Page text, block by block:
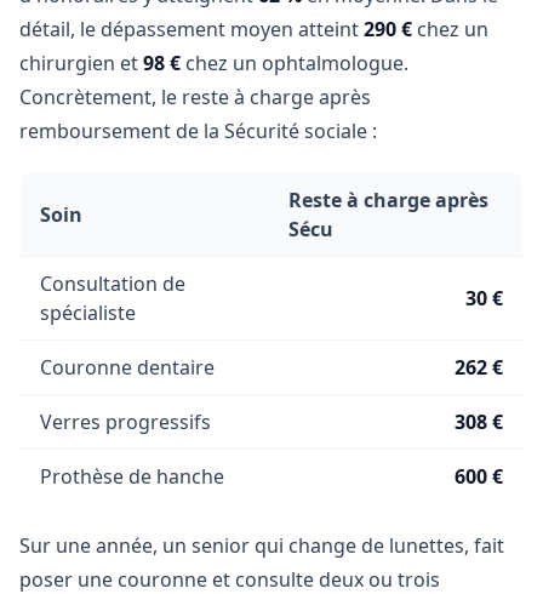
détail, le dépassement moyen atteint290 € chez un
chirurgien et98 € chez un ophtalmologue.
Concrètement, le reste à charge après
remboursement de la Sécurité sociale :
Soin
Reste à charge après
Sécu
Consultation de
spécialiste
30 €
Couronne dentaire 262 €
Verres progressifs 308 €
Prothèse de hanche 600 €
Sur une année, un senior qui change de lunettes, fait
poser une couronne et consulte deux ou trois